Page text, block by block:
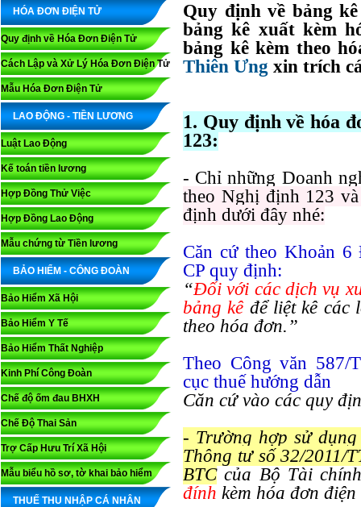
HÓA ĐƠN ĐIỆN TỬ
Quy định về Hóa Đơn Điện Tử
Cách Lập và Xử Lý Hóa Đơn Điện Tử
Mẫu Hóa Đơn Điện Tử
LAO ĐỘNG - TIỀN LƯƠNG
Luật Lao Động
Kế toán tiền lương
Hợp Đồng Thử Việc
Hợp Đồng Lao Động
Mẫu chứng từ Tiền lương
BẢO HIỂM - CÔNG ĐOÀN
Bảo Hiểm Xã Hội
Bảo Hiểm Y Tế
Bảo Hiểm Thất Nghiệp
Kinh Phí Công Đoàn
Chế độ ốm đau BHXH
Chế Độ Thai Sản
Trợ Cấp Hưu Trí Xã Hội
Mẫu biểu hồ sơ, tờ khai bảo hiểm
THUẾ THU NHẬP CÁ NHÂN
Quy định về bảng
bảng kê xuất kèm
bảng kê kèm theo
Thiên Ưng xin trích
1. Quy định về hóa
123:
- Chỉ những Doanh
theo Nghị định 123
định dưới đây nhé:
Căn cứ theo Khoản
CP quy định:
“Đối với các dịch vụ
bảng kê để liệt kê các
theo hóa đơn.”
Theo Công văn 587/
cục thuế hướng dẫn
Căn cứ vào các quy
- Trường hợp sử
Thông tư số 32/2011/
BTCcủa Bộ Tài
đính kèm hóa đơn